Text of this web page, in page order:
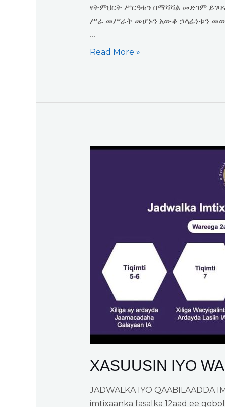
የትምህርት ሥርዓቱን በማሻሻል መድገም
ሥራ መሥራት መሆኑን አውቆ ኃላፊነቱን
…
Read More »
XASUUSIN IYO
JADWALKA IYO QAABILAADDA
imtixaanka fasalka 12aad ee
XASUUSIN